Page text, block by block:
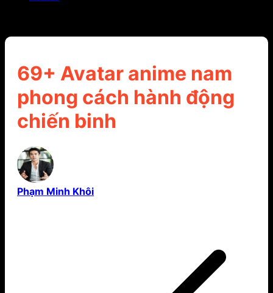
69+ Avatar anime nam
phong cách hành động
chiến binh
Phạm Minh Khôi